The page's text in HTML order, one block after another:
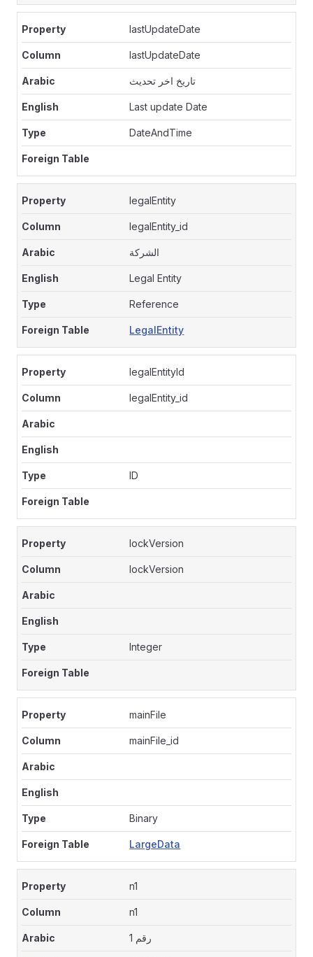
lastUpdateDate
lastUpdateDate
تاريخ اخر تحديث
Last update Date
DateAndTime
legalEntity
legalEntity_id
الشركة
Legal Entity
Reference
LegalEntity
legalEntityId
legalEntity_id
ID
lockVersion
lockVersion
Integer
mainFile
mainFile_id
Binary
LargeData
n1
n1
رقم 1